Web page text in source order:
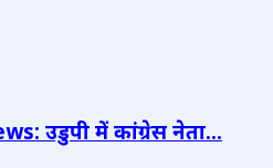
उडुपी में कांग्रेस नेता...